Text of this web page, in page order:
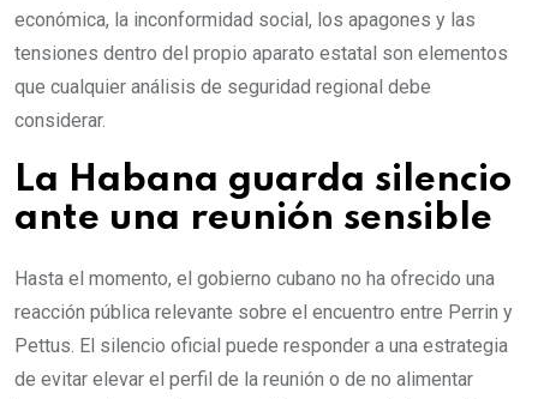
económica, la inconformidad social, los apagones y las
tensiones dentro del propio aparato estatal son elementos
que cualquier análisis de seguridad regional debe
considerar.
La Habana guarda silencio
ante una reunión sensible
Hasta el momento, el gobierno cubano no ha ofrecido una
reacción pública relevante sobre el encuentro entre Perrin y
Pettus. El silencio oficial puede responder a una estrategia
de evitar elevar el perfil de la reunión o de no alimentar